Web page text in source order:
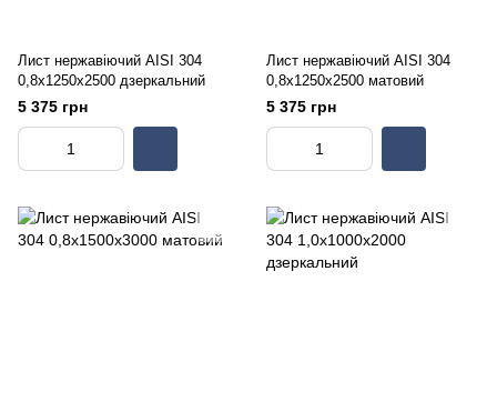
Лист нержавіючий AISI 304
0,8х1250х2500 дзеркальний
5 375 грн
Лист нержавіючий AISI 304
0,8х1250х2500 матовий
5 375 грн